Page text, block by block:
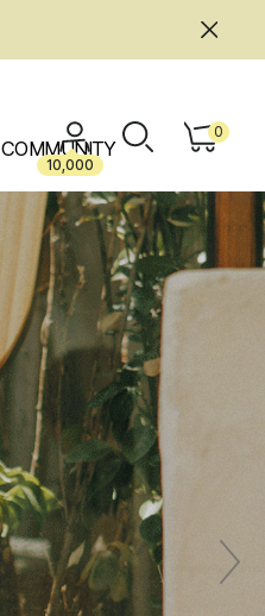
COMMUNITY
10,000
0